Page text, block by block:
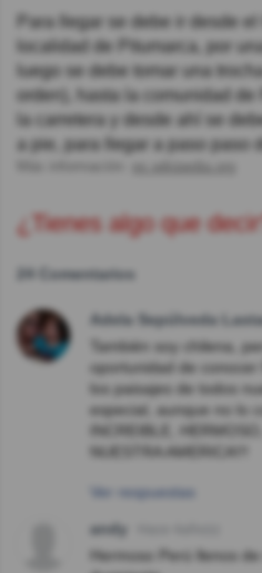
Para llegar se debe ir desde
localidad de Pitumarca, por
luego se debe tomar una
orden), hasta la comunidad
la carretera y desde ahí se
a pie, para llegar a paso paso
es.wikipedia.org
¿Tienes algo que
24 Comentarios
Adela Sepúlveda
También soy chilena,
oportunidad de
los paisajes de todos
especial, aunque no lo
INCREIBLE,
NUESTRA AMERICA!!!
Ver respuestas
andy
Hermoso Perú llenos